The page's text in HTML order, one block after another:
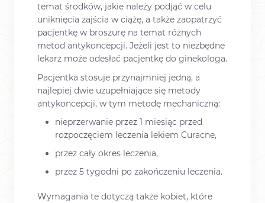
temat środków, jakie należy podjąć w celu
uniknięcia zajścia w ciążę, a także zaopatrzyć
pacjentkę w broszurę na temat różnych
metod antykoncepcji. Jeżeli jest to niezbędne
lekarz może odesłać pacjentkę do ginekologa.
Pacjentka stosuje przynajmniej jedną, a
najlepiej dwie uzupełniające się metody
antykoncepcji, w tym metodę mechaniczną:
nieprzerwanie przez 1 miesiąc przed
rozpoczęciem leczenia lekiem Curacne,
przez cały okres leczenia,
przez 5 tygodni po zakończeniu leczenia.
Wymagania te dotyczą także kobiet, które